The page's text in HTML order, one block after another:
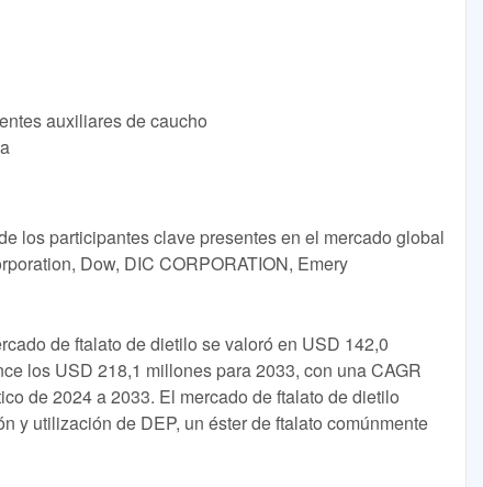
auxiliares de caucho
los participantes clave presentes en el mercado global
Dow, DIC CORPORATION, Emery
de ftalato de dietilo se valoró en USD 142,0
los USD 218,1 millones para 2033, con una CAGR
de 2024 a 2033. El mercado de ftalato de dietilo
y utilización de DEP, un éster de ftalato comúnmente